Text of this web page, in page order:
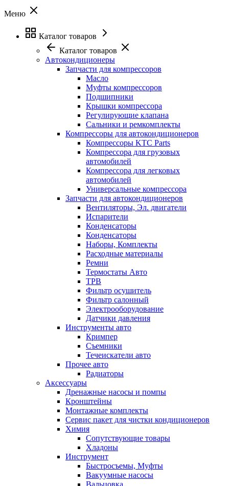
Меню
Каталог товаров
Каталог товаров
Автокондиционеры
Запчасти для компрессоров
Масло
Муфты компрессоров
Подшипники
Крышки компрессора
Регулирующие клапана
Сальники и ремкомплекты
Компрессоры для автокондиционеров
Компрессоры KTC Parts
Компрессора для грузовых
автомобилей
Компрессора для легковых
автомобилей
Универсальные компрессора
Запчасти для автокондиционеров
Вентиляторы, Эл. двигатели
Испарители
Конденсаторы
Конденсаторы
Наборы, Комплекты
Расходные материалы
Ремни
Термостаты Авто
ТРВ
Фильтр осушитель
Фильтр салонный
Электрооборудование
Датчики давления
Инструменты авто
Кримпер
Съемники
Течеискатели авто
Прочее авто
Радиаторы
Аксессуары
Дренажные насосы и помпы
Кронштейны
Монтажные комплекты
Сервис пакет для чистки кондиционеров
Химия
Сопутствующие товары
Хладоны
Инструмент
Быстросъемы, Муфты
Вакуумные насосы
Вальцовка